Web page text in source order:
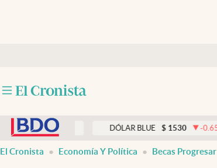
Otras secciones
0.00% DÓLAR BLUE $ 1530 -0.65 %
El Cronista Economía Y Política Becas Progresar